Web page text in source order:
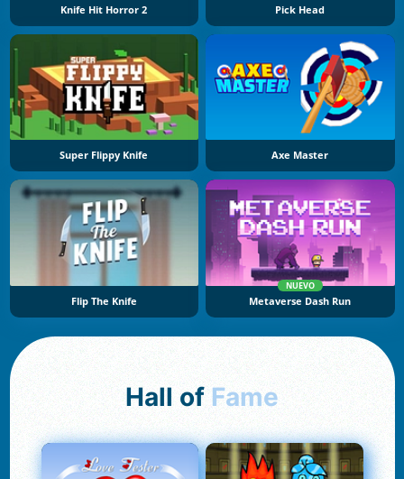
Knife Hit Horror 2 Pick Head
Super Flippy Knife Axe Master
Flip The Knife
NUEVO
Metaverse Dash Run
Hall of Fame